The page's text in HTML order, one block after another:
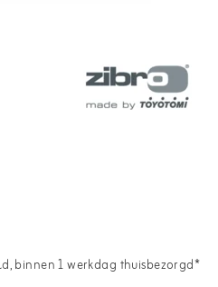
binnen 1 werkdag thuisbezorgd*